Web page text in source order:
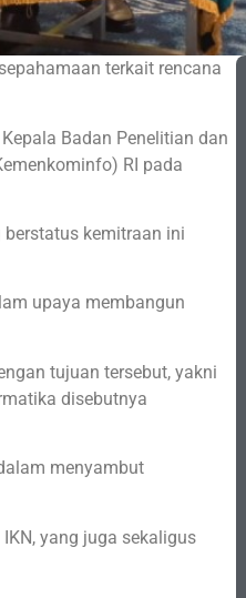
terkait rencana
Badan Penelitian dan
RI pada
kemitraan ini
upaya membangun
tujuan tersebut, yakni
disebutnya
menyambut
yang juga sekaligus